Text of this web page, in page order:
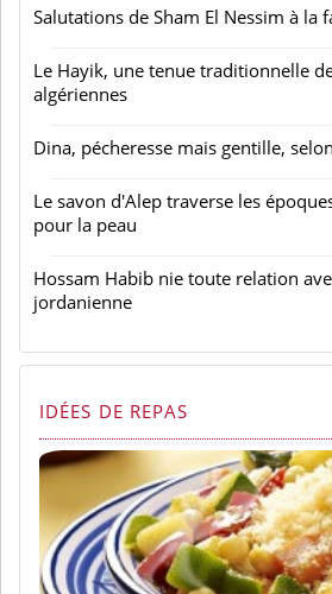
Salutations de Sham El Nessim à la
Le Hayik, une tenue traditionnelle
algériennes
Dina, pécheresse mais gentille,
Le savon d'Alep traverse les
pour la peau
Hossam Habib nie toute relation
jordanienne
IDÉES DE REPAS